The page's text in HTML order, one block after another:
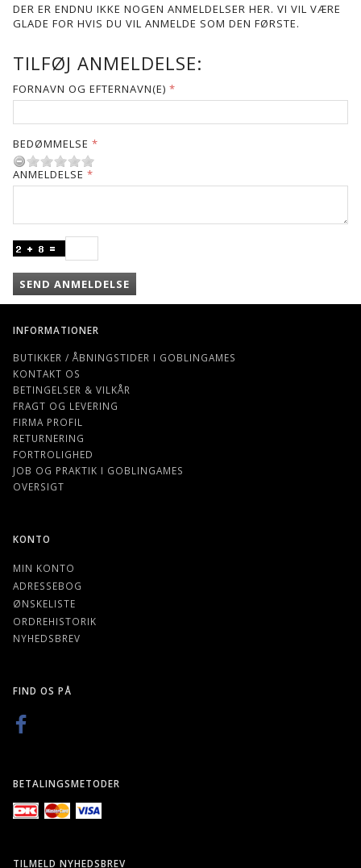
DER ER ENDNU IKKE NOGEN ANMELDELSER HER. VI VIL VÆRE
GLADE FOR HVIS DU VIL ANMELDE SOM DEN FØRSTE.
TILFØJ ANMELDELSE:
FORNAVN OG EFTERNAVN(E)
BEDØMMELSE
ANMELDELSE
SEND ANMELDELSE
INFORMATIONER
BUTIKKER / ÅBNINGSTIDER I GOBLINGAMES
KONTAKT OS
BETINGELSER & VILKÅR
FRAGT OG LEVERING
FIRMA PROFIL
RETURNERING
FORTROLIGHED
JOB OG PRAKTIK I GOBLINGAMES
OVERSIGT
KONTO
MIN KONTO
ADRESSEBOG
ØNSKELISTE
ORDREHISTORIK
NYHEDSBREV
FIND OS PÅ
BETALINGSMETODER
TILMELD NYHEDSBREV